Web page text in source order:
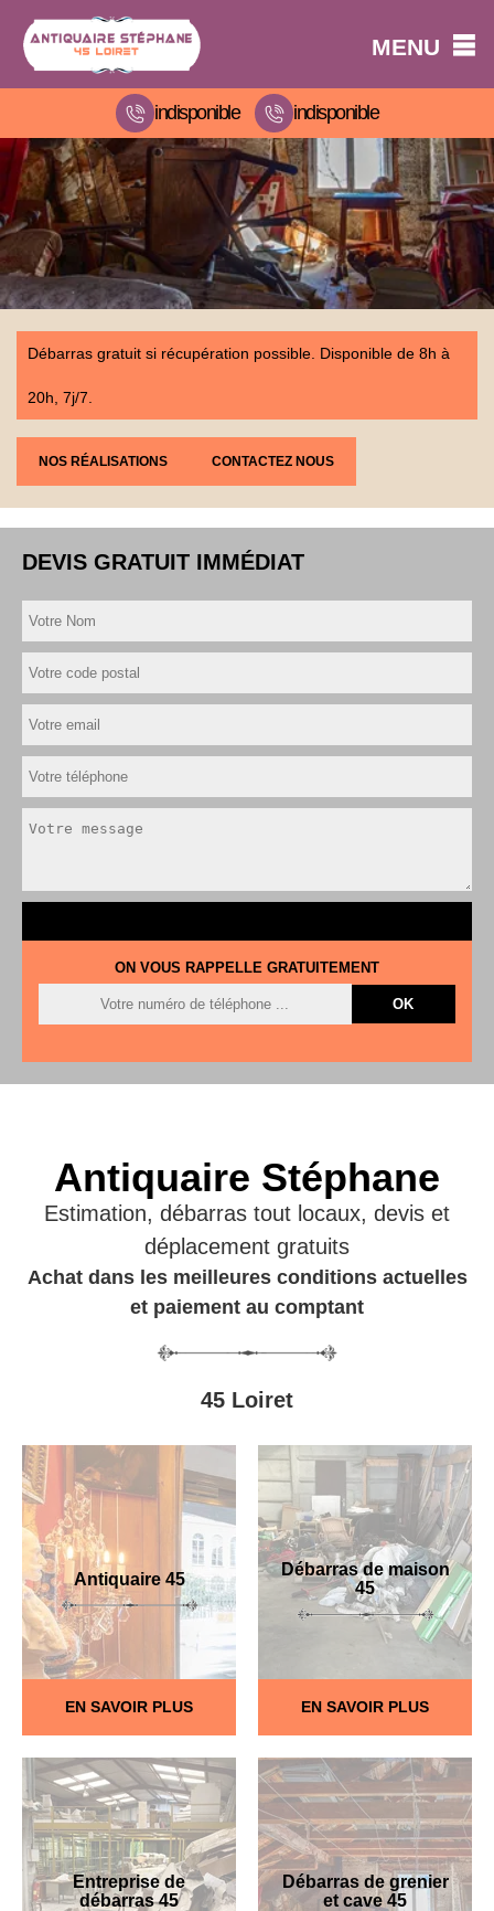
MENU
indisponible indisponible
Débarras gratuit si récupération possible. Disponible de 8h à
20h, 7j/7.
NOS RÉALISATIONS CONTACTEZ NOUS
DEVIS GRATUIT IMMÉDIAT
ON VOUS RAPPELLE GRATUITEMENT
Antiquaire Stéphane
Estimation, débarras tout locaux, devis et
déplacement gratuits
Achat dans les meilleures conditions actuelles
et paiement au comptant
45 Loiret
Antiquaire 45
EN SAVOIR PLUS
Débarras de maison
45
EN SAVOIR PLUS
Entreprise de
débarras 45
Débarras de grenier
et cave 45